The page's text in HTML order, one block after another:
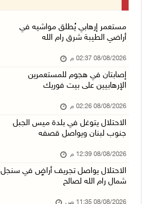
مستعمر إرهابي يُطلق مواشيه في
أراضي الطيبة شرق رام الله
08/08/2026 02:37 م
إصابتان في هجوم للمستعمرين
الإرهابيين على بيت فوريك
08/08/2026 02:26 م
الاحتلال يتوغل في بلدة ميس الجبل
جنوب لبنان ويواصل قصفه
08/08/2026 12:39 م
الاحتلال يواصل تجريف أراضٍ في سنجل
شمال رام الله لصالح